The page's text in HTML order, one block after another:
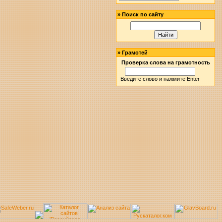
»Поиск по сайту
»Грамотей
Проверка слова на грамотность
Введите слово и нажмите Enter